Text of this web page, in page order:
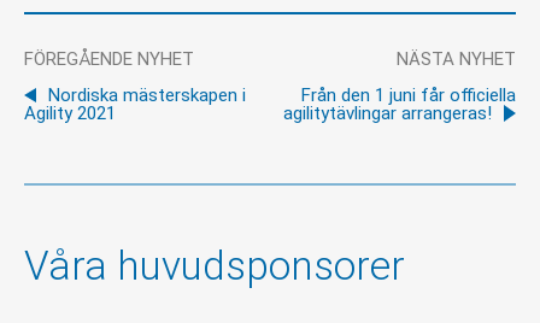
FÖREGÅENDE NYHET
Nordiska mästerskapen i
Agility 2021
NÄSTA NYHET
Från den 1 juni får officiella
agilitytävlingar arrangeras!
Våra huvudsponsorer